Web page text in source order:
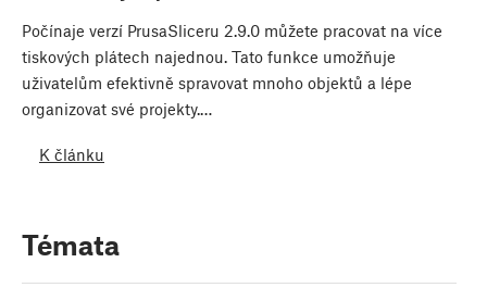
Počínaje verzí PrusaSliceru 2.9.0 můžete pracovat na více
tiskových plátech najednou. Tato funkce umožňuje
uživatelům efektivně spravovat mnoho objektů a lépe
organizovat své projekty.…
K článku
Témata